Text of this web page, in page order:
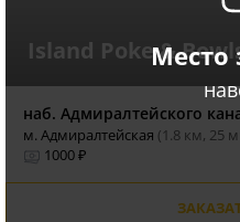
Место
Island Poke &
наб. Адмиралтейского
м. Адмиралтейская (1.8 км, 25
1000 ₽